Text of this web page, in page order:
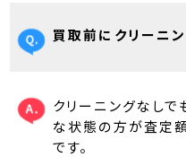
買取前にクリーニ
クリーニングなしで
な状態の方が査定
です。